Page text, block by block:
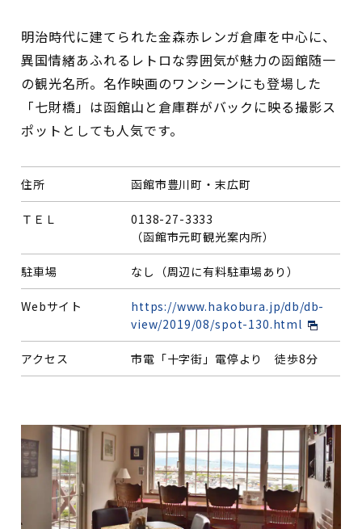
明治時代に建てられた金森赤レンガ倉庫を中心に、
異国情緒あふれるレトロな雰囲気が魅力の函館随一
の観光名所。名作映画のワンシーンにも登場した
「七財橋」は函館山と倉庫群がバックに映る撮影ス
ポットとしても人気です。
住所 函館市豊川町・末広町
ＴＥＬ
0138-27-3333
（函館市元町観光案内所）
駐車場 なし（周辺に有料駐車場あり）
Webサイト
https://www.hakobura.jp/db/db-
view/2019/08/spot-130.html
アクセス 市電「十字街」電停より 徒歩8分